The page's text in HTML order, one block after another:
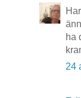
ha
24